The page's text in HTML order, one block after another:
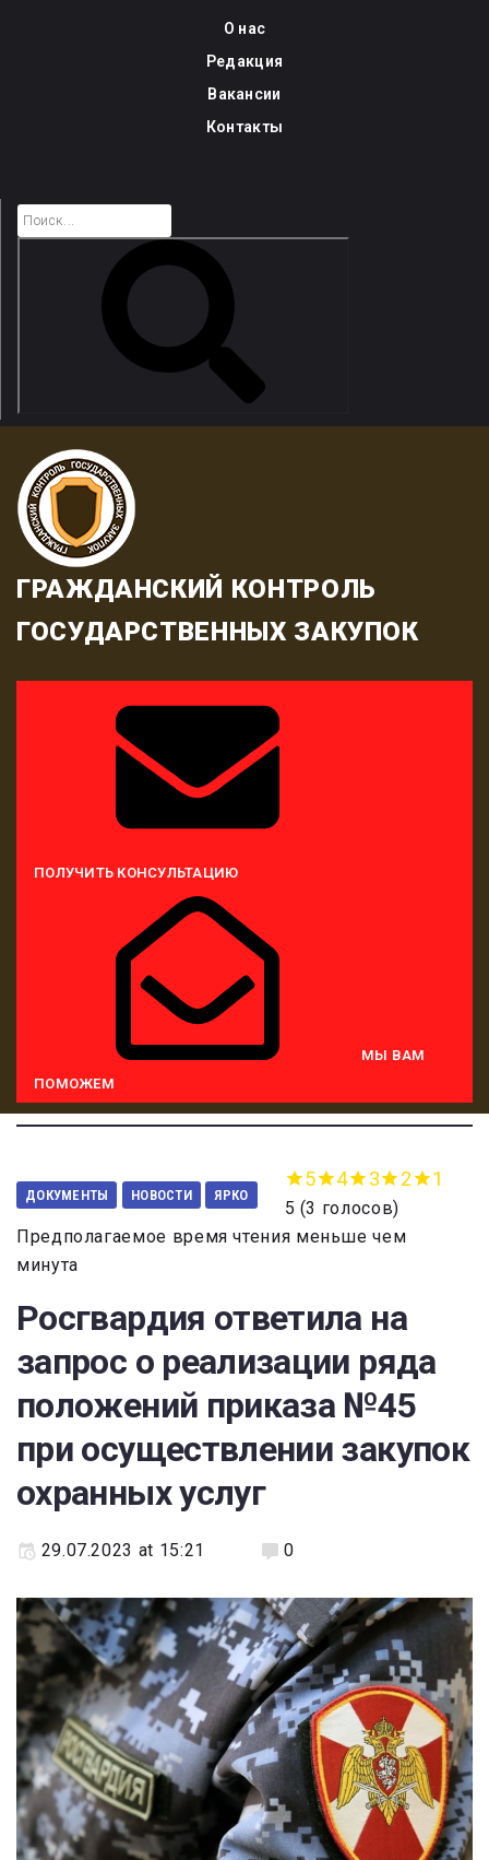
О нас
Редакция
Вакансии
Контакты
ГРАЖДАНСКИЙ КОНТРОЛЬ
ГОСУДАРСТВЕННЫХ ЗАКУПОК
ПОЛУЧИТЬ КОНСУЛЬТАЦИЮ
МЫ ВАМ
ПОМОЖЕМ
ДОКУМЕНТЫ НОВОСТИ ЯРКО
5 4 3 2 1
5 (3 голосов)
Предполагаемое время чтения меньше чем
минута
Росгвардия ответила на
запрос о реализации ряда
положений приказа №45
при осуществлении закупок
охранных услуг
29.07.2023 at 15:21 0